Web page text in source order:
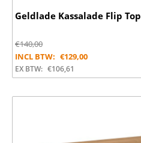
Geldlade Kassalade Flip Top
€140,00
INCL BTW: €129,00
EX BTW: €106,61